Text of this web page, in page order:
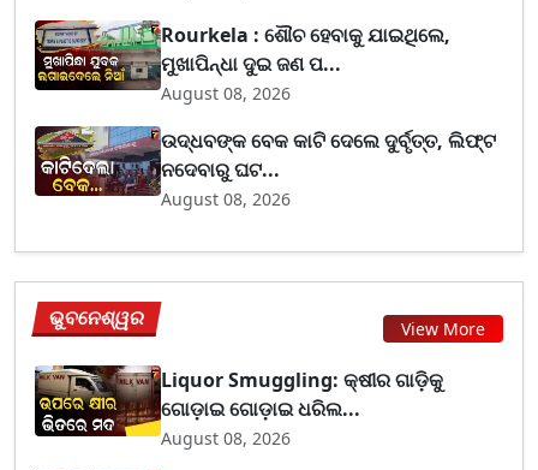
Rourkela : ଶୌଚ ହେବାକୁ ଯାଇଥିଲେ,
ମୁଖାପିନ୍ଧା ଦୁଇ ଜଣ ପ...
August 08, 2026
ଉଦ୍ଧବଙ୍କ ବେକ କାଟି ଦେଲେ ଦୁର୍ବୃତ୍ତ, ଲିଫ୍ଟ
ନଦେବାରୁ ଘଟ...
August 08, 2026
ଭୁବନେଶ୍ୱର View More
Liquor Smuggling: କ୍ଷୀର ଗାଡ଼ିକୁ
ଗୋଡ଼ାଇ ଗୋଡ଼ାଇ ଧରିଲ...
August 08, 2026